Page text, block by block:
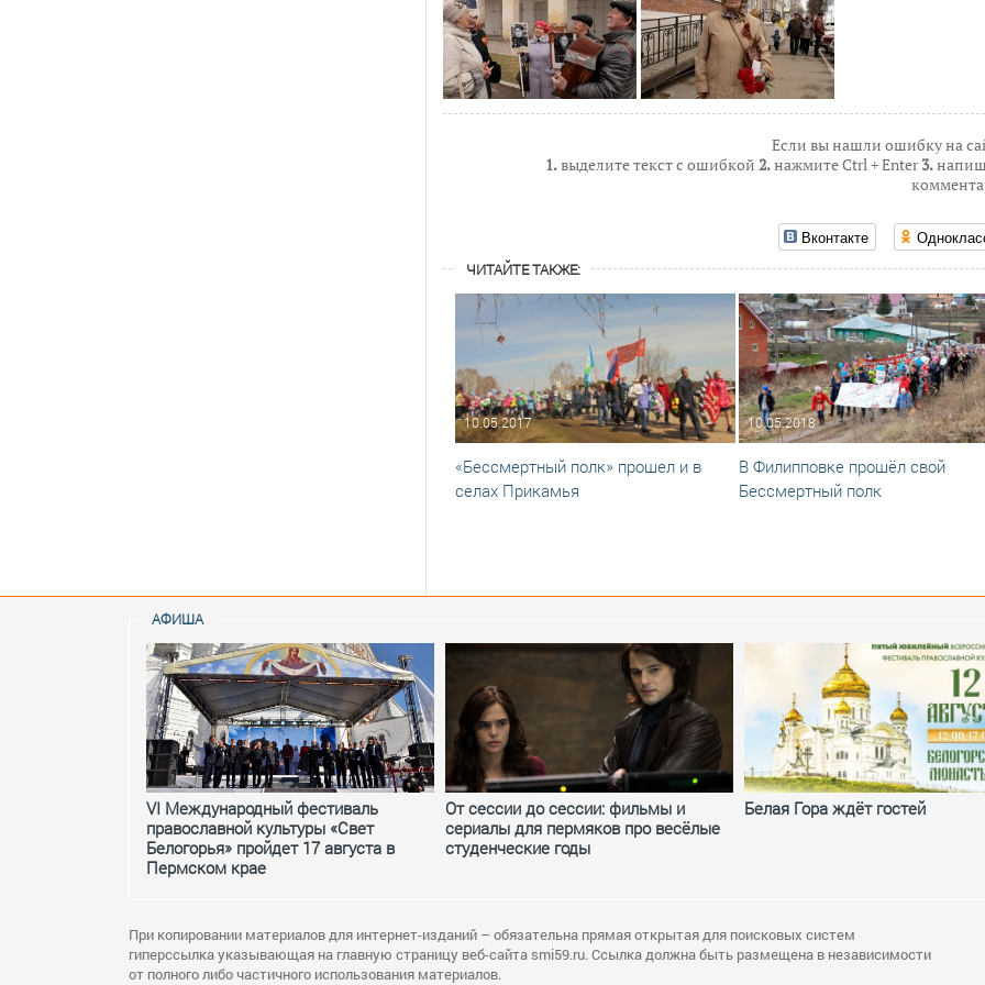
Если вы нашли ошибку на
1.выделите текст с ошибкой 2.нажмите Ctrl + Enter3.
Вконтакте
ЧИТАЙТЕ ТАКЖЕ:
10.05.2017
«Бессмертный полк» прошел и в
селах Прикамья
10.05.2018
В Филипповке прошёл свой
Бессмертный полк
АФИША
VI Международный фестиваль
православной культуры «Свет
Белогорья» пройдет 17 августа в
Пермском крае
От сессии до сессии: фильмы и
сериалы для пермяков про весёлые
студенческие годы
Белая Гора ждёт гостей
При копировании материалов для интернет-изданий – обязательна прямая открытая для поисковых систем
гиперссылка указывающая на главную страницу веб-сайта smi59.ru. Ссылка должна быть размещена в независимости
от полного либо частичного использования материалов.